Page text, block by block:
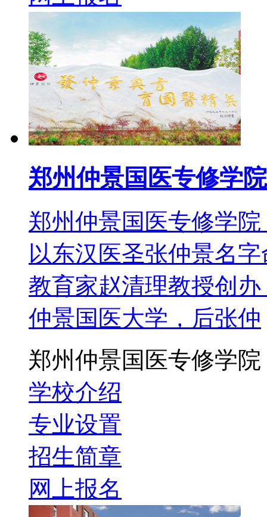
郑州仲景国医专修学
郑州仲景国医专修学
以东汉医圣张仲景名
教育家赵清理教授创
仲景国医大学，后张仲
郑州仲景国医专修学
学校介绍
专业设置
招生简章
网上报名